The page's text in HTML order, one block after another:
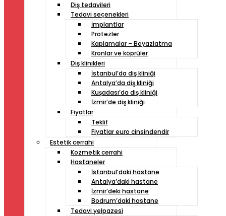
Diş tedavileri
Tedavi seçenekleri
İmplantlar
Protezler
Kaplamalar – Beyazlatma
Kronlar ve köprüler
Diş klinikleri
İstanbul’da diş kliniği
Antalya’da diş kliniği
Kuşadası’da diş kliniği
İzmir’de diş kliniği
Fiyatlar
Teklif
Fiyatlar euro cinsindendir
Estetik cerrahi
Kozmetik cerrahi
Hastaneler
İstanbul’daki hastane
Antalya’daki hastane
İzmir’deki hastane
Bodrum’daki hastane
Tedavi yelpazesi